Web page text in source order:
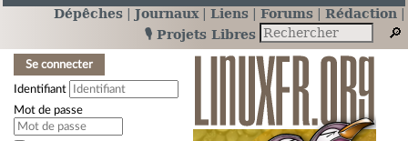
Dépêches Journaux Liens Forums
Rédaction
🎙️ Projets Libres
Se connecter
Identifiant
Mot de passe